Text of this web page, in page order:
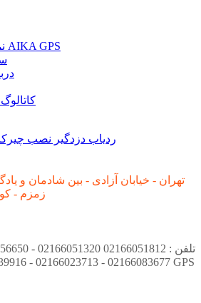
نمایندگی ردیاب آیکا AIKA GPS
ردیاب دزدگیر نصب
تهران - خیابان آزادی - بین شادمان و
زمزم - کوچه